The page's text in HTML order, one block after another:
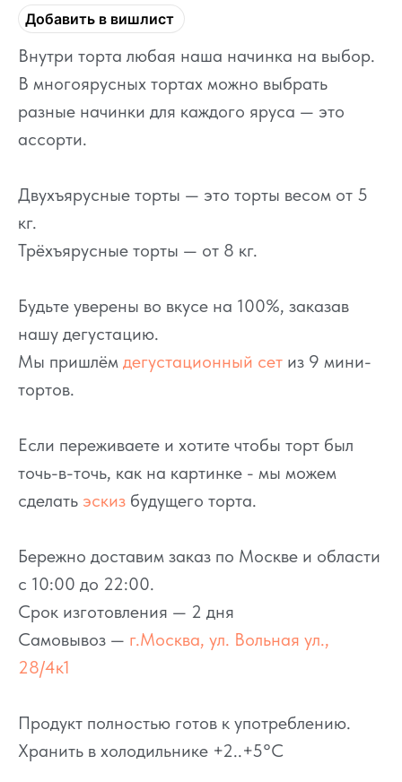
Добавить в вишлист
Внутри торта любая наша начинка на выбор.
В многоярусных тортах можно выбрать
разные начинки для каждого яруса — это
ассорти.
Двухъярусные торты — это торты весом от 5
кг.
Трёхъярусные торты — от 8 кг.
Будьте уверены во вкусе на 100%, заказав
нашу дегустацию.
Мы пришлём дегустационный сет из 9 мини-
тортов.
Если переживаете и хотите чтобы торт был
точь-в-точь, как на картинке - мы можем
сделать эскиз будущего торта.
Бережно доставим заказ по Москве и области
с 10:00 до 22:00.
Срок изготовления — 2 дня
Самовывоз — г.Москва, ул. Вольная ул.,
28/4к1
Продукт полностью готов к употреблению.
Хранить в холодильнике +2..+5°C